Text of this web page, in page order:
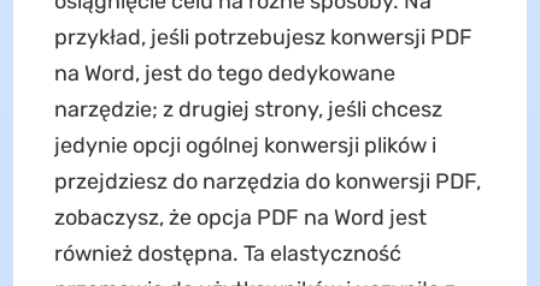
przykład, jeśli potrzebujesz konwersji PDF
na Word, jest do tego dedykowane
narzędzie; z drugiej strony, jeśli chcesz
jedynie opcji ogólnej konwersji plików i
przejdziesz do narzędzia do konwersji PDF,
zobaczysz, że opcja PDF na Word jest
również dostępna. Ta elastyczność